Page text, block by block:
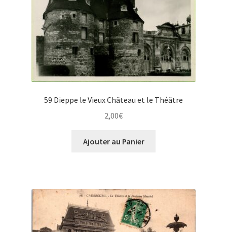
59 Dieppe le Vieux Château et le Théâtre
2,00€
Ajouter au Panier